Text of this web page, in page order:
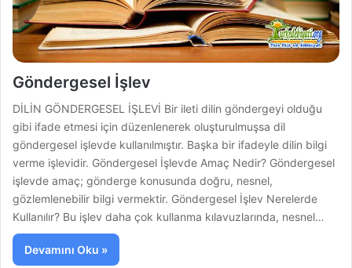
Göndergesel İşlev
DİLİN GÖNDERGESEL İŞLEVİ Bir ileti dilin göndergeyi olduğu
gibi ifade etmesi için düzenlenerek oluşturulmuşsa dil
göndergesel işlevde kullanılmıştır. Başka bir ifadeyle dilin bilgi
verme işlevidir. Göndergesel İşlevde Amaç Nedir? Göndergesel
işlevde amaç; gönderge konusunda doğru, nesnel,
gözlemlenebilir bilgi vermektir. Göndergesel İşlev Nerelerde
Kullanılır? Bu işlev daha çok kullanma kılavuzlarında, nesnel…
Devamını Oku »